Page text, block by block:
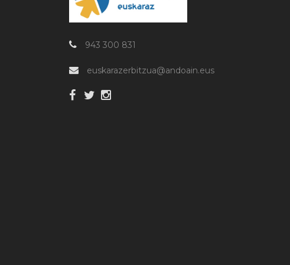
943 300 831
euskarazerbitzua@andoain.eus